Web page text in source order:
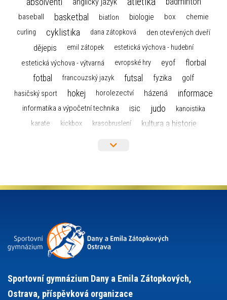
baseball basketbal biatlon biologie box chemie
curling cyklistika dana zátopková den otevřených dveří
dějepis emil zátopek estetická výchova - hudební
estetická výchova - výtvarná evropské hry eyof florbal
fotbal francouzský jazyk futsal fyzika golf
hasičský sport hokej horolezectví házená informace
informatika a výpočetní technika isic judo
kanoistika
karate
kickbox krasobruslení
kultura a historie
olympiáda dětí a mládeže organizace plavání
snowboarding
sportovní gymnastika sportovní lezení
stolní tenis střelba
teorie sportovní přípravy
tělesná výchova
událost
volejbal
vybavení vysvědčení vzpírání
Sportovní gymnázium Dany a Emila Zátopkových,
Ostrava, příspěvková organizace